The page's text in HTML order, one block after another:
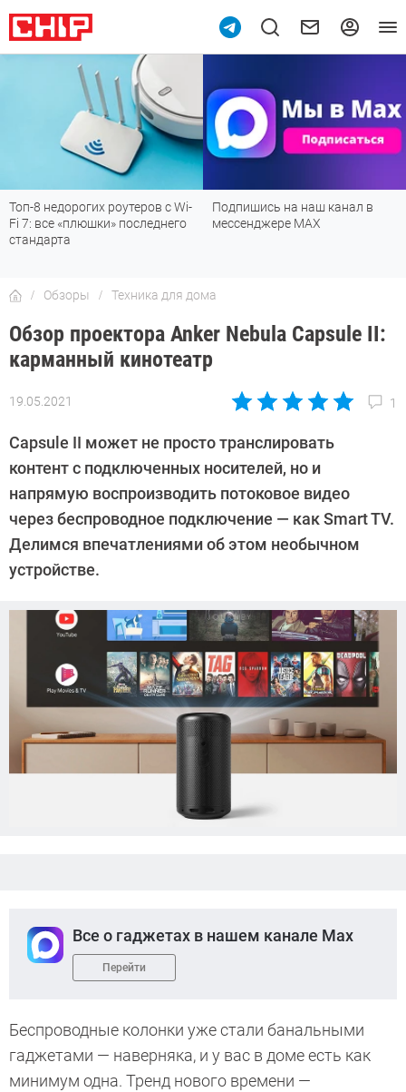
Подпишись на наш канал в
мессенджере МАХ
Рейтинг телевизоров 2026:
лучшие модели для гостиной,
Обзоры Техника для дома
Обзор проектора Anker Nebula Capsule II:
карманный кинотеатр
19.05.2021 1
Автор:
Воробьев
Capsule II может не просто транслировать
контент с подключенных носителей, но и
напрямую воспроизводить потоковое видео
через беспроводное подключение — как Smart TV.
Делимся впечатлениями об этом необычном
устройстве.
Все о гаджетах в нашем канале Max
Перейти
Беспроводные колонки уже стали банальными
гаджетами — наверняка, и у вас в доме есть как
минимум одна. Тренд нового времени —